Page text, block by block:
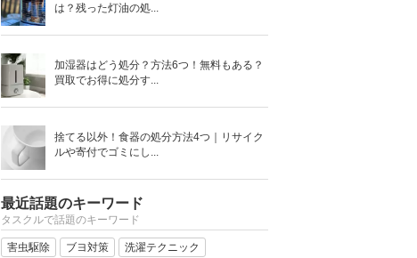
は？残った灯油の処...
加湿器はどう処分？方法6つ！無料もある？
買取でお得に処分す...
捨てる以外！食器の処分方法4つ｜リサイク
ルや寄付でゴミにし...
最近話題のキーワード
タスクルで話題のキーワード
害虫駆除 ブヨ対策 洗濯テクニック